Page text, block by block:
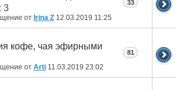
от Irina Z 12.03.2019 11:25
33
кофе, чая эфирными
от Arti 11.03.2019 23:02
81